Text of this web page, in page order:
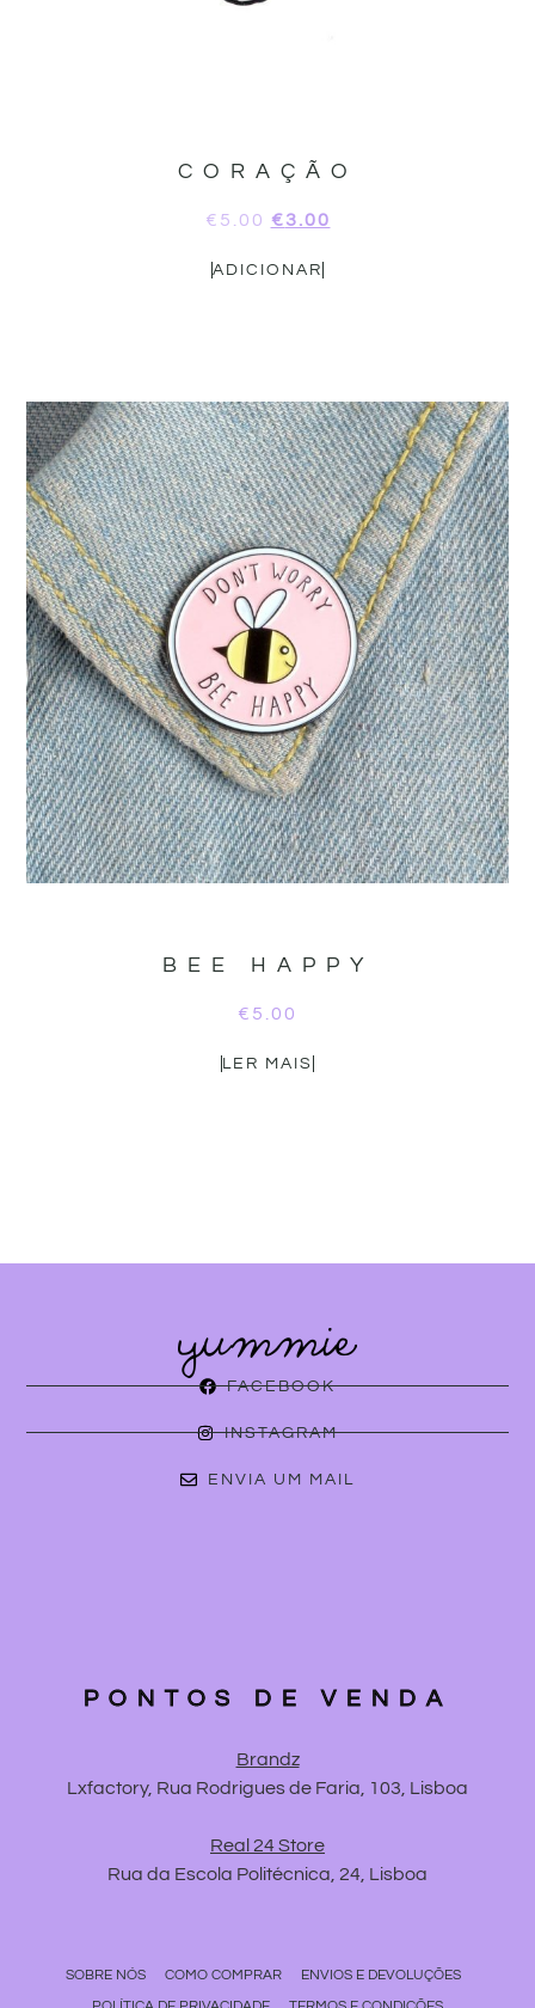
CORAÇÃO
€ 5.00 €3.00
ADICIONAR
BEE HAPPY
€ 5.00
LER MAIS
FACEBOOK
INSTAGRAM
ENVIA UM MAIL
PONTOS DE VENDA
Brandz
Lxfactory, Rua Rodrigues de Faria, 103, Lisboa
Real 24 Store
Rua da Escola Politécnica, 24, Lisboa
SOBRE NÓS COMO COMPRAR
ENVIOS E DEVOLUÇÕES